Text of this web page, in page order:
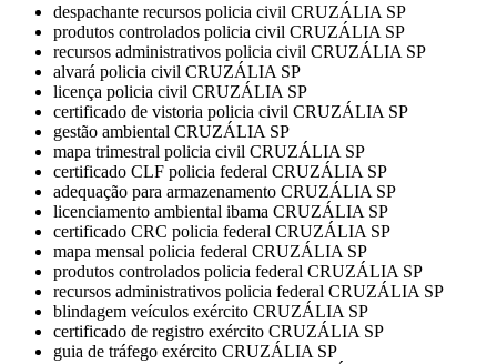
despachante recursos policia civil CRUZÁLIA SP
produtos controlados policia civil CRUZÁLIA SP
recursos administrativos policia civil CRUZÁLIA SP
alvará policia civil CRUZÁLIA SP
licença policia civil CRUZÁLIA SP
certificado de vistoria policia civil CRUZÁLIA SP
gestão ambiental CRUZÁLIA SP
mapa trimestral policia civil CRUZÁLIA SP
certificado CLF policia federal CRUZÁLIA SP
adequação para armazenamento CRUZÁLIA SP
licenciamento ambiental ibama CRUZÁLIA SP
certificado CRC policia federal CRUZÁLIA SP
mapa mensal policia federal CRUZÁLIA SP
produtos controlados policia federal CRUZÁLIA SP
recursos administrativos policia federal CRUZÁLIA SP
blindagem veículos exército CRUZÁLIA SP
certificado de registro exército CRUZÁLIA SP
guia de tráfego exército CRUZÁLIA SP